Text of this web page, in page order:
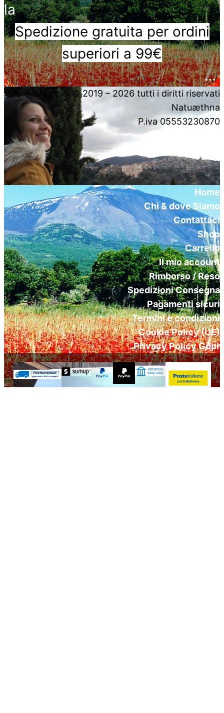
la
Spedizione gratuita per ordini
superiori a 99€
….
sito e sviluppo: © 2019 – 2026 tutti i diritti riservati
Natuæthna
P.iva 05553230870
Home
Chi & dove Siamo
Contattaci
Shop
Carrello
Il mio account
Rimborso / Reso
Spedizioni Consegna
Pagamenti sicuri
Termini e condizioni
Cookie Policy (UE)
Privacy Policy Gdpr